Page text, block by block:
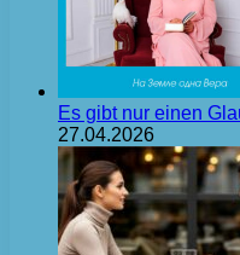
Es gibt nur einen
27.04.2026